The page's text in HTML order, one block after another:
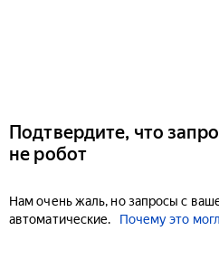
Подтвердите, что
не робот
Нам очень жаль, но запросы с
автоматические.
Почему это